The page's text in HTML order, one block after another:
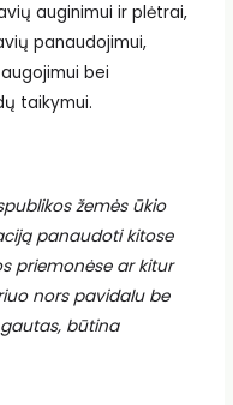
auginimui ir plėtrai,
panaudojimui,
bei
taikymui.
žemės ūkio
panaudoti kitose
priemonėse ar kitur
nors pavidalu be
būtina